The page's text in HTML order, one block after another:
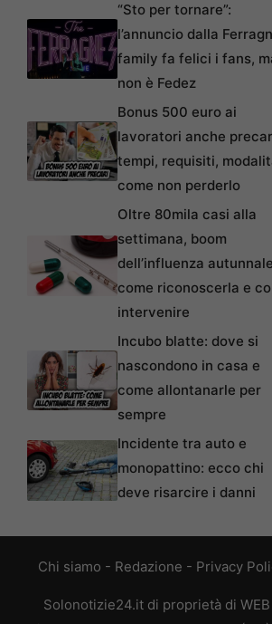
“Sto per tornare”:
l’annuncio dalla
family fa felici i fans,
non è Fedez
Bonus 500 euro ai
lavoratori anche
tempi, requisiti,
come non perderlo
Oltre 80mila casi alla
settimana, boom
dell’influenza
come riconoscerla e
intervenire
Incubo blatte: dove si
nascondono in casa e
come allontanarle per
sempre
Incidente tra auto e
monopattino: ecco chi
deve risarcire i danni
Chi siamo - Redazione - Privacy
Solonotizie24.it di proprietà di